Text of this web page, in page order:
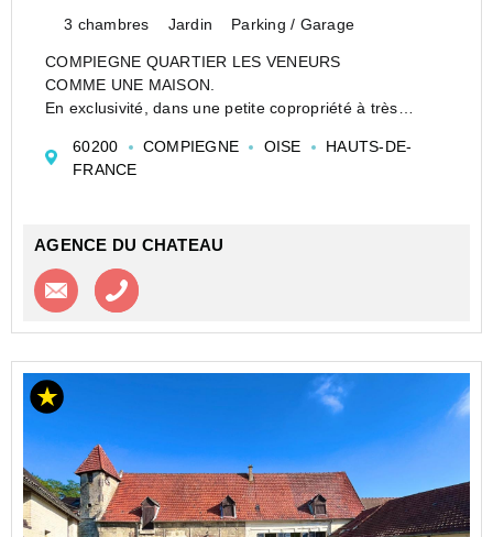
3 chambres Jardin Parking / Garage
COMPIEGNE QUARTIER LES VENEURS
COMME UNE MAISON.
En exclusivité, dans une petite copropriété à très
1er étage sans ascenseur, surface habitable 90.12 m2
(103.55 m2 au sol) comprenant : une entrée, un ...
60200 COMPIEGNE OISE
HAUTS-DE-
FRANCE
AGENCE DU CHATEAU
Contacter l'agence